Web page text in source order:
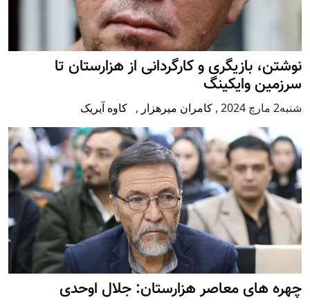
نوشتن، بازیگری و کارگردانی از هزارستان تا
سرزمین وایکینگ
شنبه2 مارچ 2024 , کامران میرهزار , کاوه آیریک
چهره های معاصر هزارستان: جلال اوحدی